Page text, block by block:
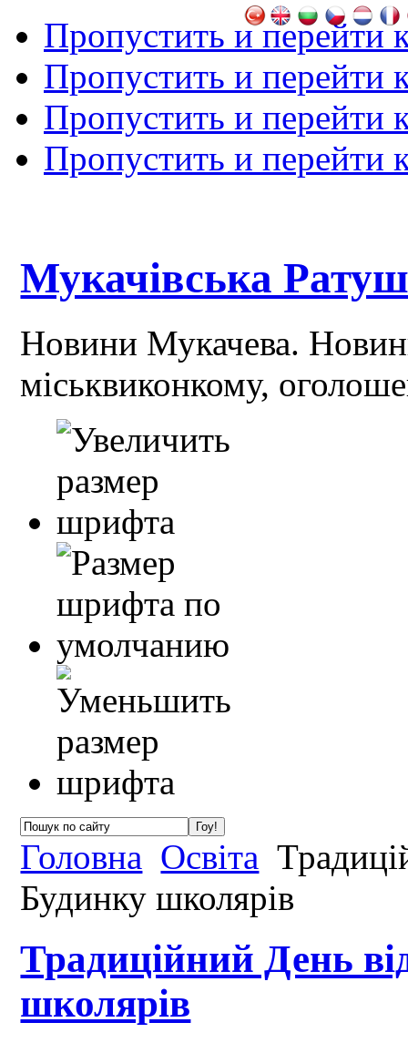
Пропустить и перейти
Пропустить и перейти
Пропустить и перейти
Пропустить и перейти
Мукачівська
Новини Мукачева.
міськвиконкому,
Головна Освіта
Будинку школярів
Традиційний День
школярів